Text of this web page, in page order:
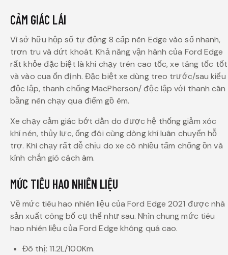
CẢM GIÁC LÁI
Vì sở hữu hộp số tự động 8 cấp nên Edge vào số nhanh,
trơn tru và dứt khoát. Khả năng vận hành của Ford Edge
rất khỏe đặc biệt là khi chạy trên cao tốc, xe tăng tốc tốt
và vào cua ổn định. Đặc biệt xe dùng treo trước/sau kiểu
độc lập, thanh chống MacPherson/ độc lập với thanh cân
bằng nên chạy qua điểm gồ êm.
Xe chạy cảm giác bớt dằn do được hệ thống giảm xóc
khí nén, thủy lực, ống đôi cùng dòng khí luân chuyển hỗ
trợ. Khi chạy rất dễ chịu do xe có nhiều tấm chống ồn và
kính chắn gió cách âm.
MỨC TIÊU HAO NHIÊN LIỆU
Về mức tiêu hao nhiên liệu của Ford Edge 2021 được nhà
sản xuất công bố cụ thể như sau. Nhìn chung mức tiêu
hao nhiên liệu của Ford Edge không quá cao.
Đô thị: 11.2L/100Km.